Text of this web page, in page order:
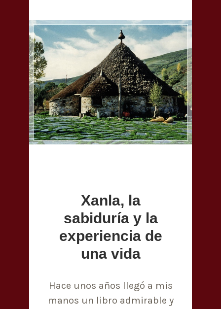
Xanla, la
sabiduría y la
experiencia de
una vida
Hace unos años llegó a mis
manos un libro admirable y